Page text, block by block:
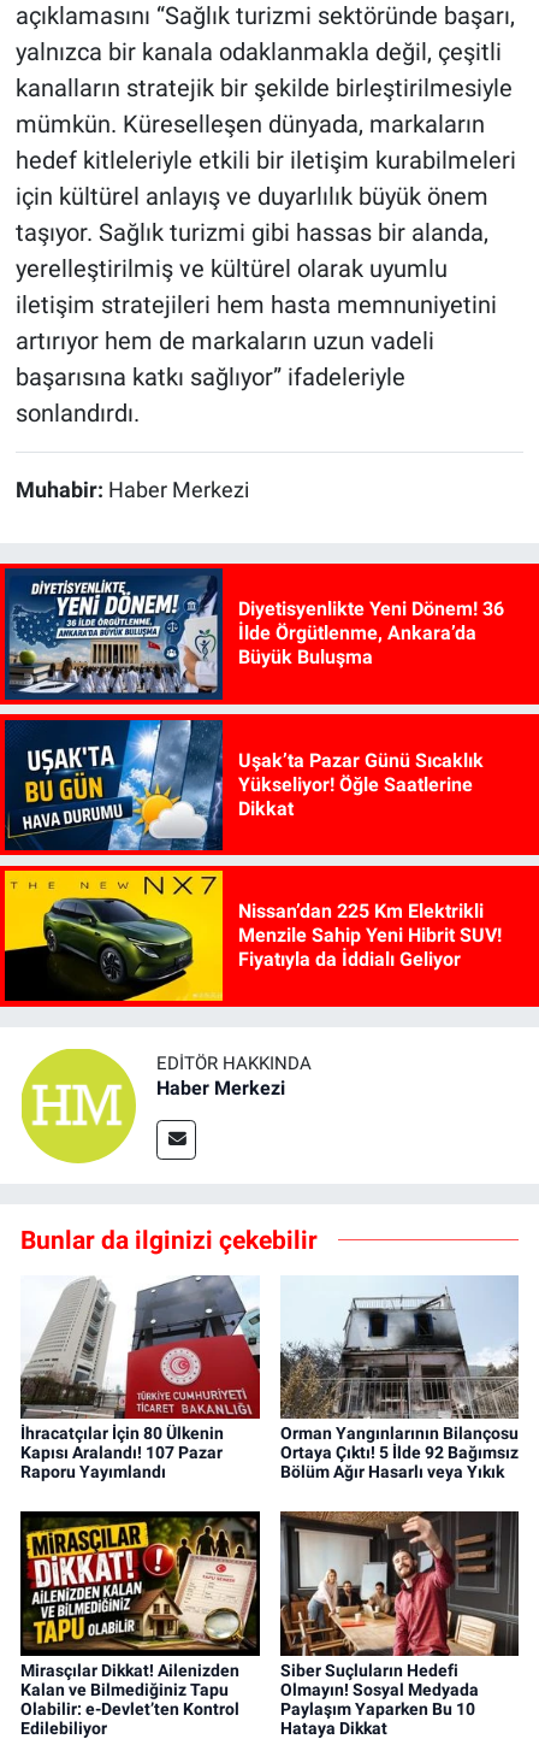
açıklamasını “Sağlık turizmi sektöründe başarı,
yalnızca bir kanala odaklanmakla değil, çeşitli
kanalların stratejik bir şekilde birleştirilmesiyle
mümkün. Küreselleşen dünyada, markaların
hedef kitleleriyle etkili bir iletişim kurabilmeleri
için kültürel anlayış ve duyarlılık büyük önem
taşıyor. Sağlık turizmi gibi hassas bir alanda,
yerelleştirilmiş ve kültürel olarak uyumlu
iletişim stratejileri hem hasta memnuniyetini
artırıyor hem de markaların uzun vadeli
başarısına katkı sağlıyor” ifadeleriyle
sonlandırdı.
Muhabir: Haber Merkezi
Diyetisyenlikte Yeni Dönem! 36
İlde Örgütlenme, Ankara’da
Büyük Buluşma
Uşak’ta Pazar Günü Sıcaklık
Yükseliyor! Öğle Saatlerine
Dikkat
Nissan’dan 225 Km Elektrikli
Menzile Sahip Yeni Hibrit SUV!
Fiyatıyla da İddialı Geliyor
EDITÖR HAKKINDA
Haber Merkezi
Bunlar da ilginizi çekebilir
İhracatçılar İçin 80 Ülkenin
Kapısı Aralandı! 107 Pazar
Raporu Yayımlandı
Orman Yangınlarının Bilançosu
Ortaya Çıktı! 5 İlde 92 Bağımsız
Bölüm Ağır Hasarlı veya Yıkık
Mirasçılar Dikkat! Ailenizden
Kalan ve Bilmediğiniz Tapu
Olabilir: e-Devlet’ten Kontrol
Edilebiliyor
Siber Suçluların Hedefi
Olmayın! Sosyal Medyada
Paylaşım Yaparken Bu 10
Hataya Dikkat